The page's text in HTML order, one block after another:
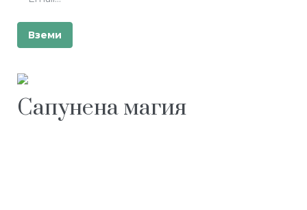
Сапунена магия